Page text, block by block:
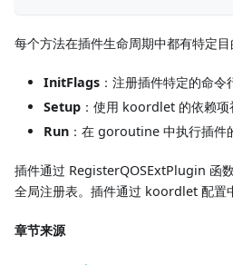
每个方法在插件生命周期中都有特定目
InitFlags ：注册插件特定的命令
Setup ：使用 koordlet 的依赖项
Run ：在 goroutine 中执行插件
插件通过 RegisterQOSExtPlugin 函
全局注册表。插件通过 koordlet 配置
章节来源